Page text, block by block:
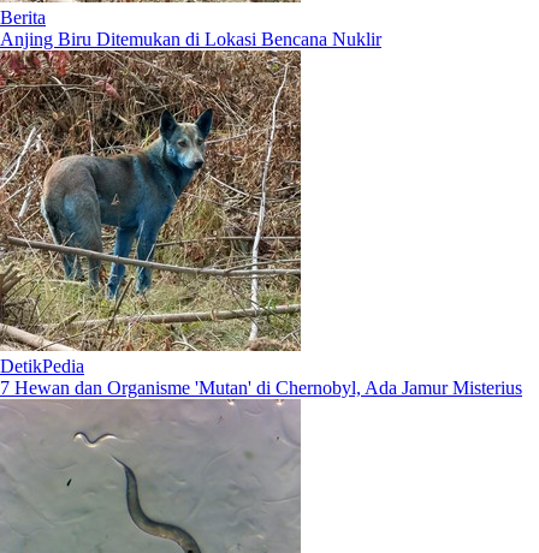
Berita
Anjing Biru Ditemukan di Lokasi Bencana Nuklir
DetikPedia
7 Hewan dan Organisme 'Mutan' di Chernobyl, Ada Jamur Misterius